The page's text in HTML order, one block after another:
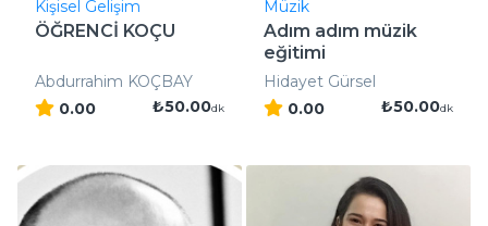
Kişisel Gelişim
ÖĞRENCİ KOÇU
Abdurrahim KOÇBAY
0.00
₺50.00dk
Müzik
Adım adım müzik
eğitimi
Hidayet Gürsel
0.00
₺50.00dk